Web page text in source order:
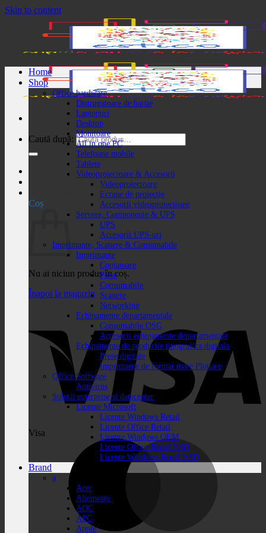
Skip to content
Caută după:
Autentificare / Înregistrare
Coș
Nu ai niciun produs în coș.
Înapoi la magazin
Visa
Home
Shop
Office hardware
Distrugatoare de hartie
Laptopuri
Desktop
Monitoare
All in one PC
Telefoane mobile
Tablete
Videoproiectoare & Accesorii
Videoproiectoare
Ecrane de proiectie
Accesorii videoproiectoare
Servere, Componente & UPS
UPS
Accesorii UPS-uri
Imprimante, Scanere & Consumabile
Imprimante
Copiatoare
Piese
Consumabile
Scanere
Networking
Echipamente departamentale
Consumabile OSG
Accesorii echipamente departamentale
Echipamente de productie tipografica digitala
Prese digitale
Imprimante de format mare Plottare
Office Software
Antivirus
Solutii enterprise si datacenter
Licente Microsoft
Licente Windows Retail
Licente Office Retail
Licente Windows OEM
Licente Office Retail ESD
Licente Windows Retail ESD
Brand
a
Acer
Alienware
AOC
APC
Apple